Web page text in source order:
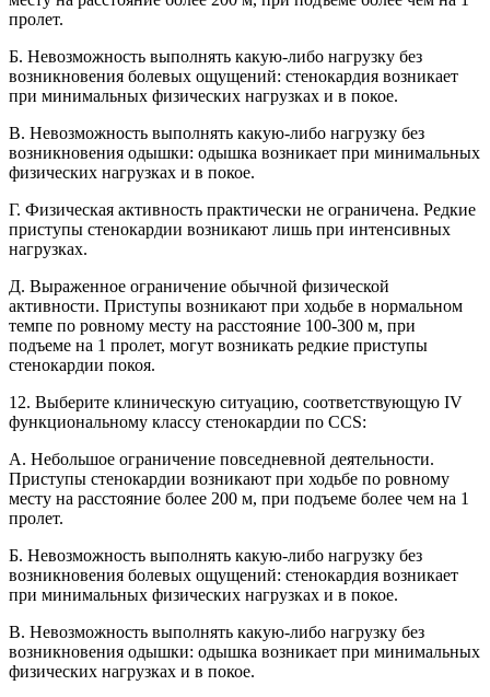
пролет.
Б. Невозможность выполнять какую-либо нагрузку без
возникновения болевых ощущений: стенокардия возникает
при минимальных физических нагрузках и в покое.
В. Невозможность выполнять какую-либо нагрузку без
возникновения одышки: одышка возникает при минимальных
физических нагрузках и в покое.
Г. Физическая активность практически не ограничена. Редкие
приступы стенокардии возникают лишь при интенсивных
нагрузках.
Д. Выраженное ограничение обычной физической
активности. Приступы возникают при ходьбе в нормальном
темпе по ровному месту на расстояние 100-300 м, при
подъеме на 1 пролет, могут возникать редкие приступы
стенокардии покоя.
12. Выберите клиническую ситуацию, соответствующую IV
функциональному классу стенокардии по CCS:
A. Небольшое ограничение повседневной деятельности.
Приступы стенокардии возникают при ходьбе по ровному
месту на расстояние более 200 м, при подъеме более чем на 1
пролет.
Б. Невозможность выполнять какую-либо нагрузку без
возникновения болевых ощущений: стенокардия возникает
при минимальных физических нагрузках и в покое.
B. Невозможность выполнять какую-либо нагрузку без
возникновения одышки: одышка возникает при минимальных
физических нагрузках и в покое.